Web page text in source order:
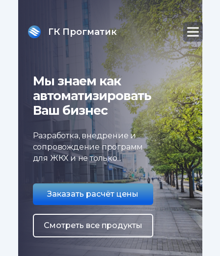
ГК Прогматик
Мы знаем как
автоматизировать
Ваш бизнес
Разработка, внедрение и
сопровождение программ
для ЖКХ и не только...
Заказать расчёт цены
Смотреть все продукты